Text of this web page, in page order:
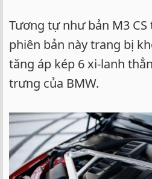
Tương tự như bản M3
phiên bản này trang bị
tăng áp kép 6 xi-lanh
trưng của BMW.